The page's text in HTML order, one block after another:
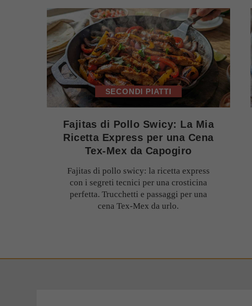
SECONDI PIATTI
Fajitas di Pollo Swicy: La Mia
Ricetta Express per una Cena
Tex-Mex da Capogiro
Fajitas di pollo swicy: la ricetta express
con i segreti tecnici per una crosticina
perfetta. Trucchetti e passaggi per una
cena Tex-Mex da urlo.